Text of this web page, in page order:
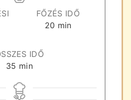
FŐZÉS IDŐ
20 perc
min
IDŐ
35 perc
min